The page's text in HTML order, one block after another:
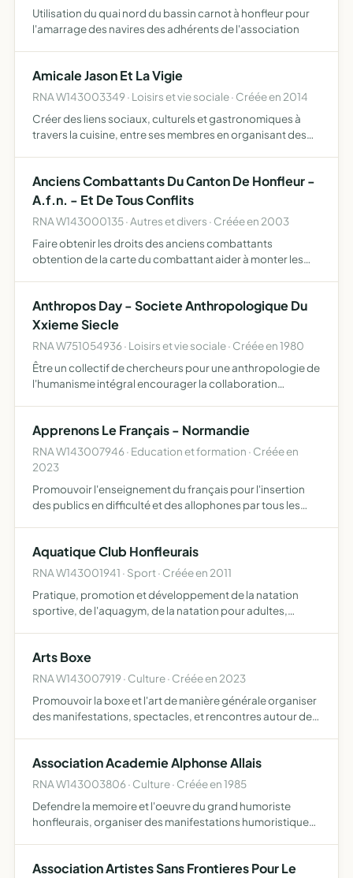
Utilisation du quai nord du bassin carnot à honfleur pour
l'amarrage des navires des adhérents de l'association
Amicale Jason Et La Vigie
RNA W143003349 · Loisirs et vie sociale · Créée en 2014
Créer des liens sociaux, culturels et gastronomiques à
travers la cuisine, entre ses membres en organisant des
Anciens Combattants Du Canton De Honfleur -
A.f.n. - Et De Tous Conflits
RNA W143000135 · Autres et divers · Créée en 2003
Faire obtenir les droits des anciens combattants
obtention de la carte du combattant aider à monter les
subventio…
Anthropos Day - Societe Anthropologique Du
Xxieme Siecle
RNA W751054936 · Loisirs et vie sociale · Créée en 1980
Être un collectif de chercheurs pour une anthropologie de
l'humanisme intégral encourager la collaboration
…
Apprenons Le Français - Normandie
RNA W143007946 · Education et formation · Créée en
2023
Promouvoir l'enseignement du français pour l'insertion
des publics en difficulté et des allophones par tous les
Aquatique Club Honfleurais
RNA W143001941 · Sport · Créée en 2011
Pratique, promotion et développement de la natation
sportive, de l'aquagym, de la natation pour adultes,
Arts Boxe
RNA W143007919 · Culture · Créée en 2023
Promouvoir la boxe et l'art de manière générale organiser
des manifestations, spectacles, et rencontres autour de
Association Academie Alphonse Allais
RNA W143003806 · Culture · Créée en 1985
Defendre la memoire et l'oeuvre du grand humoriste
honfleurais, organiser des manifestations humoristiques
Association Artistes Sans Frontieres Pour Le